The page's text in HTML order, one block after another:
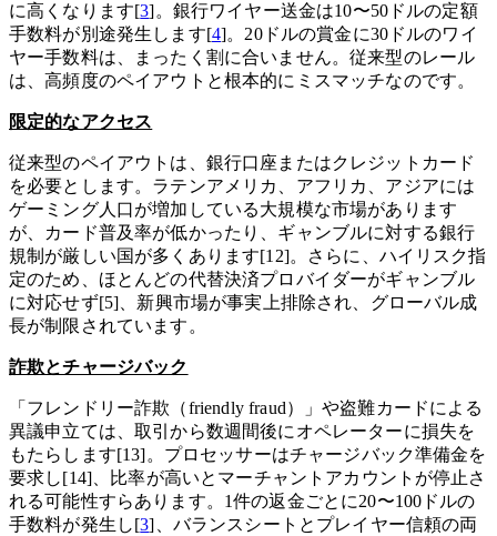
に高くなります[3]。銀行ワイヤー送金は10〜50ドルの定額
手数料が別途発生します[4]。20ドルの賞金に30ドルのワイ
ヤー手数料は、まったく割に合いません。従来型のレール
は、高頻度のペイアウトと根本的にミスマッチなのです。
限定的なアクセス
従来型のペイアウトは、銀行口座またはクレジットカード
を必要とします。ラテンアメリカ、アフリカ、アジアには
ゲーミング人口が増加している大規模な市場があります
が、カード普及率が低かったり、ギャンブルに対する銀行
規制が厳しい国が多くあります[12]。さらに、ハイリスク指
定のため、ほとんどの代替決済プロバイダーがギャンブル
に対応せず[5]、新興市場が事実上排除され、グローバル成
長が制限されています。
詐欺とチャージバック
「フレンドリー詐欺（friendly fraud）」や盗難カードによる
異議申立ては、取引から数週間後にオペレーターに損失を
もたらします[13]。プロセッサーはチャージバック準備金を
要求し[14]、比率が高いとマーチャントアカウントが停止さ
れる可能性すらあります。1件の返金ごとに20〜100ドルの
手数料が発生し[3]、バランスシートとプレイヤー信頼の両